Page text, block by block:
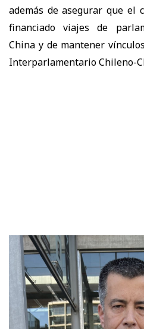
además de asegurar que el
financiado viajes de
China y de mantener
Interparlamentario Chileno-